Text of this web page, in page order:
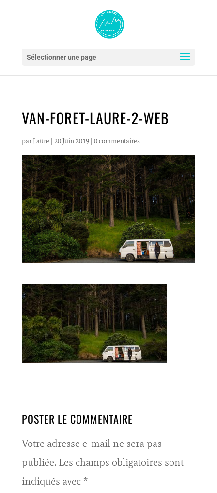
Sélectionner une page
VAN-FORET-LAURE-2-WEB
par Laure | 20 Juin 2019| 0 commentaires
POSTER LE COMMENTAIRE
Votre adresse e-mail ne sera pas
publiée. Les champs obligatoires sont
indiqués avec *